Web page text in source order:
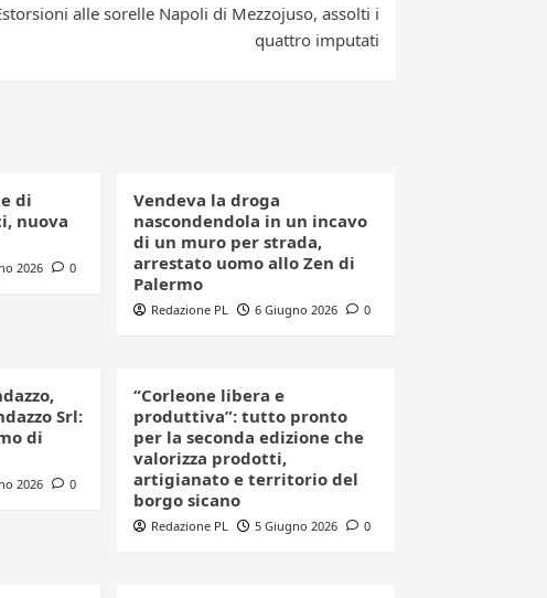
alle sorelle Napoli di Mezzojuso, assolti i
quattro imputati
di
nuova
2026 0
Vendeva la droga
nascondendola in un incavo
di un muro per strada,
arrestato uomo allo Zen di
Palermo
Redazione PL 6 Giugno 2026 0
Srl:
di
2026 0
“Corleone libera e
produttiva”: tutto pronto
per la seconda edizione che
valorizza prodotti,
artigianato e territorio del
borgo sicano
Redazione PL 5 Giugno 2026 0